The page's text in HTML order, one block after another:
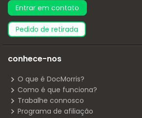
Entrar em contato
pedido de retirada
conhece-nos
O que é DocMorris?
Como é que funciona?
Trabalhe connosco
Programa de afiliação